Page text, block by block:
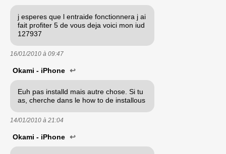
j esperes que l entraide fonctionnera j ai
fait profiter 5 de vous deja voici mon iud
127937
16/01/2010 à 09:47
Okami - iPhone ↩
Euh pas installd mais autre chose. Si tu
as, cherche dans le how to de installous
14/01/2010 à 21:04
Okami - iPhone ↩